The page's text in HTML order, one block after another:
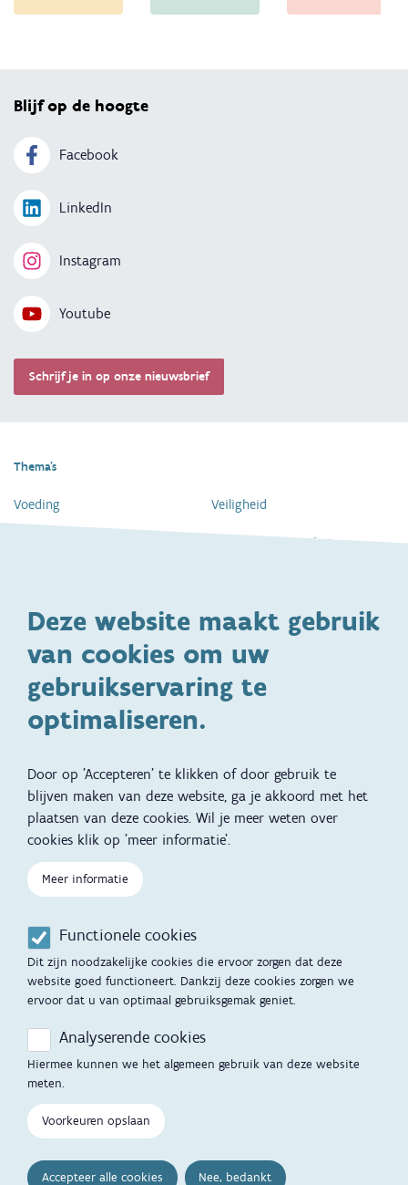
Deze website maakt gebruik
van cookies om uw
gebruikservaring te
optimaliseren.
Door op 'Accepteren' te klikken of door gebruik te
blijven maken van deze website, ga je akkoord met het
plaatsen van deze cookies. Wil je meer weten over
cookies klik op 'meer informatie'.
Meer informatie
Functionele cookies
Dit zijn noodzakelijke cookies die ervoor zorgen dat deze
website goed functioneert. Dankzij deze cookies zorgen we
ervoor dat u van optimaal gebruiksgemak geniet.
Analyserende cookies
Hiermee kunnen we het algemeen gebruik van deze website
meten.
Voorkeuren opslaan
Accepteer alle cookies Nee, bedankt
Blijf op de hoogte
Facebook
LinkedIn
Instagram
Youtube
Schrijf je in op onze nieuwsbrief
Thema's
Voeding
Ontwikkeling en gedrag
Specifieke
ondersteuningsbehoefte
Zwangerschap en geboorte
Slapen
Veiligheid
Dagelijkse verzorging
Gezinsleven
Adoptie
Kinderwens
Voet
Kind en Gezin diensten
Aanbod tijdens de
zwangerschap
Opvoedingsondersteuning
Kinderopvang
Hulp en contact
Contactfomulier
Opgroeipunt
Veelgestelde vragen
Vertalingen
Mijn Opgroeien